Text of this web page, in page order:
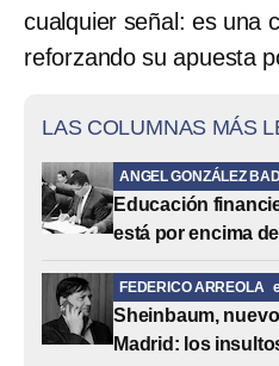
cualquier señal: es una
reforzando su apuesta
LAS COLUMNAS MÁS
ANGEL GONZÁLEZ
Educación
está por encima
FEDERICO ARREOLA
Sheinbaum,
Madrid: los